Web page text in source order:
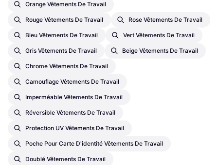
Orange Vêtements De Travail
Rouge Vêtements De Travail Rose Vêtements De Travail
Bleu Vêtements De Travail Vert Vêtements De Travail
Gris Vêtements De Travail Beige Vêtements De Travail
Chrome Vêtements De Travail
Camouflage Vêtements De Travail
Imperméable Vêtements De Travail
Réversible Vêtements De Travail
Protection UV Vêtements De Travail
Poche Pour Carte D'identité Vêtements De Travail
Doublé Vêtements De Travail